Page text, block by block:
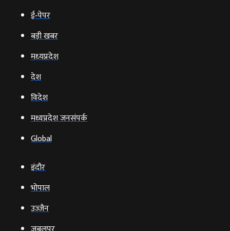
ई‑पेपर
बड़ी खबर
मध्‍यप्रदेश
देश
विदेश
मध्यप्रदेश जनसंपर्क
Global
इंदौर
भोपाल
उज्‍जैन